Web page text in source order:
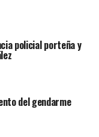
policial porteña y
del gendarme